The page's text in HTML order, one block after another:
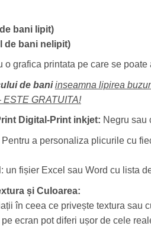
bani lipit)
de bani nelipit)
o grafica printata pe care se
de baniinseamna lipirea
GRATUITA!
Digital-Print inkjet: Negru sau
Pentru a personaliza plicurile cu
un fișier Excel sau Word cu lista
și Culoarea:
în ceea ce privește textura sau
ecran pot diferi ușor de cele